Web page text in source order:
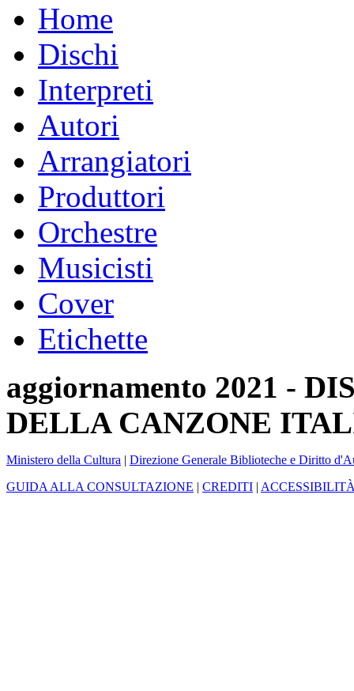
Home
Dischi
Interpreti
Autori
Arrangiatori
Produttori
Orchestre
Musicisti
Cover
Etichette
aggiornamento 2021 -
DELLA CANZONE
Ministero della Cultura | Direzione Generale Biblioteche e Diritto
GUIDA ALLA CONSULTAZIONE | CREDITI |